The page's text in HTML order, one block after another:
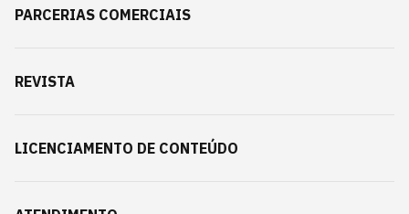
PARCERIAS COMERCIAIS
REVISTA
LICENCIAMENTO DE CONTEÚDO